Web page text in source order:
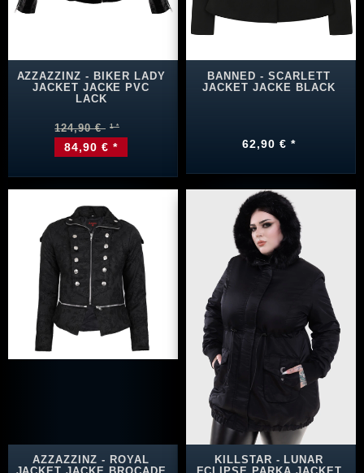
AZZAZZINZ - BIKER LADY
JACKET JACKE PVC
LACK
124,90 €
84,90 € *
BANNED - SCARLETT
JACKET JACKE BLACK
62,90 € *
AZZAZZINZ - ROYAL
KILLSTAR - LUNAR